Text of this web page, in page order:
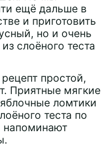
ещё дальше в
и приготовить
но и очень
слоёного теста
простой,
Приятные мягкие
ломтики
теста по
напоминают